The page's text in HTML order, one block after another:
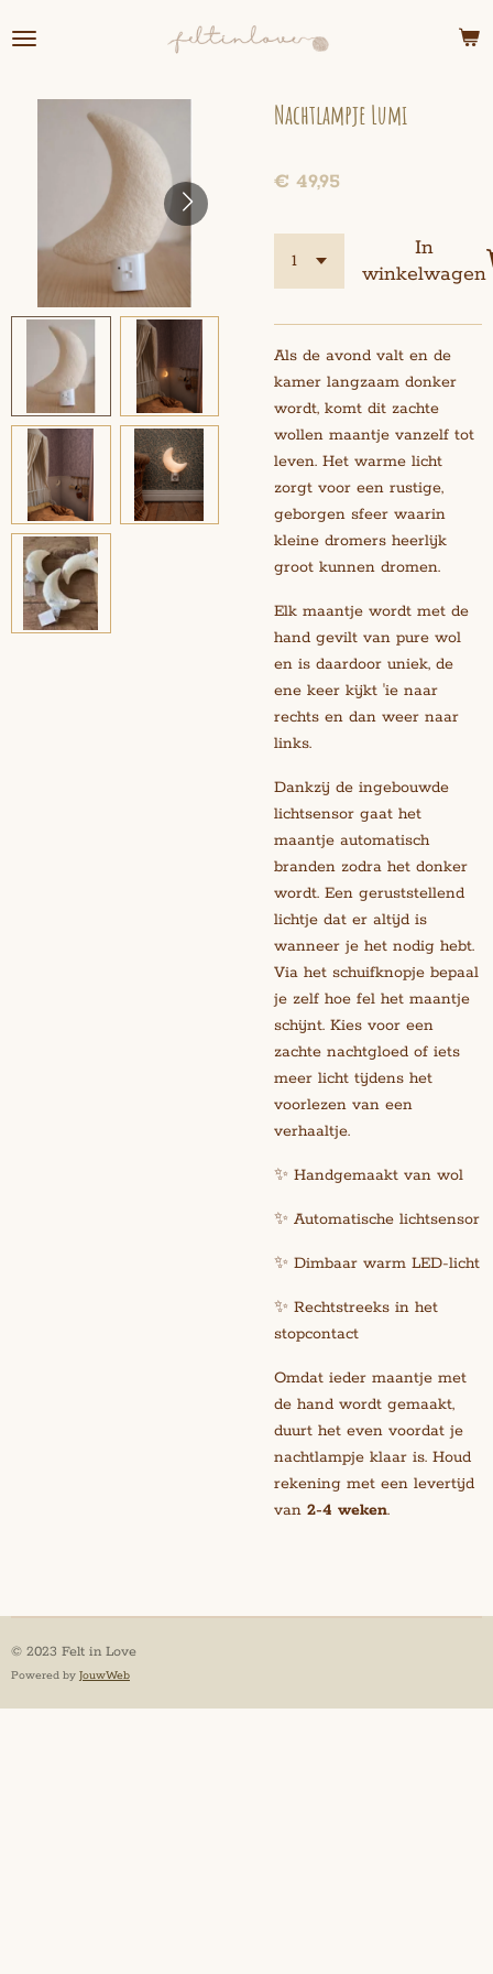
direct
hoofdinhoud
Nachtlampje Lumi
€ 49,95
In
winkelwagen
Als de avond valt en de
kamer langzaam donker
wordt, komt dit zachte
wollen maantje vanzelf tot
leven. Het warme licht
zorgt voor een rustige,
geborgen sfeer waarin
kleine dromers heerlijk
groot kunnen dromen.
Elk maantje wordt met de
hand gevilt van pure wol
en is daardoor uniek, de
ene keer kijkt 'ie naar
rechts en dan weer naar
links.
Dankzij de ingebouwde
lichtsensor gaat het
maantje automatisch
branden zodra het donker
wordt. Een geruststellend
lichtje dat er altijd is
wanneer je het nodig hebt.
Via het schuifknopje bepaal
je zelf hoe fel het maantje
schijnt. Kies voor een
zachte nachtgloed of iets
meer licht tijdens het
voorlezen van een
verhaaltje.
✨ Handgemaakt van wol
✨ Automatische lichtsensor
✨ Dimbaar warm LED-licht
✨ Rechtstreeks in het
stopcontact
Omdat ieder maantje met
de hand wordt gemaakt,
duurt het even voordat je
nachtlampje klaar is. Houd
rekening met een levertijd
van 2-4 weken.
© 2023 Felt in Love
Powered by JouwWeb